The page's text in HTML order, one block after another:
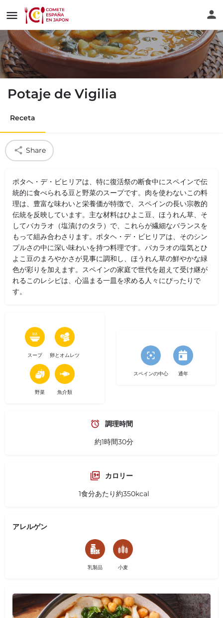
Potaje de Vigilia
Receta
Share
ポタヘ・デ・ビヒリアは、特に復活祭の断食中にスペインで伝
統的に食べられる豆と野菜のスープです。肉を使わないこの料
理は、豊富な味わいと栄養価が特徴で、スペインの長い宗教的
伝統を反映しています。主な材料はひよこ豆、ほうれん草、そ
してバカラオ（塩漬けのタラ）で、これらが繊細なバランスを
もって組み合わさります。ポタヘ・デ・ビヒリアは、そのシン
プルさの中に深い味わいを持つ料理です。バカラオの塩気とひ
よこ豆のまろやかさが見事に調和し、ほうれん草の鮮やかな緑
色が彩りを加えます。スペインの家庭で世代を超えて受け継が
れるこのレシピは、心温まる一皿を求める人々にぴったりで
す。
スープ 卵とオムレツ
野菜 魚介類
スペインの中心 通年
調理時間
約1時間30分
カロリー
1食分あたり約350kcal
アレルゲン
乳製品 小麦